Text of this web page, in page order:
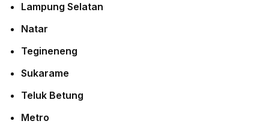
Lampung Selatan
Natar
Tegineneng
Sukarame
Teluk Betung
Metro